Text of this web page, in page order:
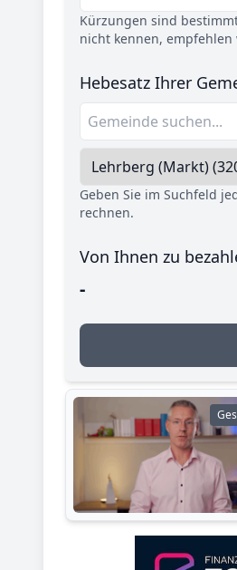
Kürzungen sind
nicht kennen,
Hebesatz Ihrer
Geben Sie im Suchfeld
rechnen.
Von Ihnen zu
-